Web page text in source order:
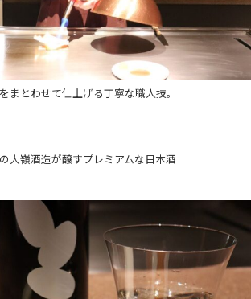
まとわせて仕上げる丁寧な職人技。
大嶺酒造が醸すプレミアムな日本酒